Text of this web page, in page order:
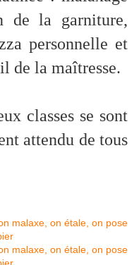
de la garniture,
personnelle et
de la maîtresse.
classes se sont
attendu de tous